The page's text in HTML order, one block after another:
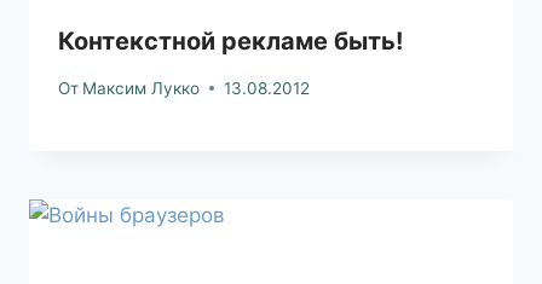
Контекстной рекламе быть!
От Максим Лукко 13.08.2012